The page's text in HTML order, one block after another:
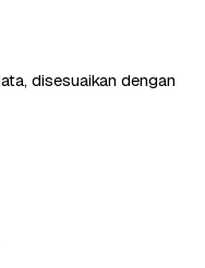
disesuaikan dengan